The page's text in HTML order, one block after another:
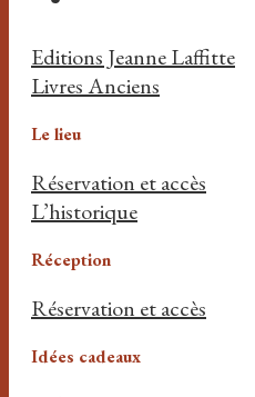
Editions Jeanne Laffitte
Livres Anciens
Le lieu
Réservation et accès
L’historique
Réception
Réservation et accès
Idées cadeaux